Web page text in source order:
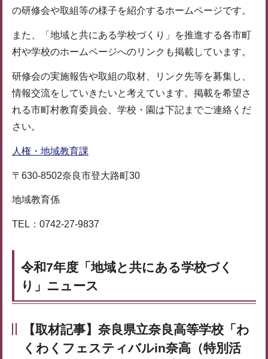
の研修会や取組等の様子を紹介するホームページです。
また、「地域と共にある学校づくり」を推進する各市町
村や学校のホームページへのリンクも掲載しています。
研修会の実施報告や取組の取材、リンク先等を募集し、
情報交流をしていきたいと考えています。掲載を希望さ
れる市町村教育委員会、学校・園は下記までご連絡くだ
さい。
人権・地域教育課
〒630-8502奈良市登大路町30
地域教育係
TEL：0742-27-9837
令和7年度「地域と共にある学校づく
り」ニュース
【取材記事】奈良県立奈良高等学校「わ
くわくフェスティバルin奈高（特別活